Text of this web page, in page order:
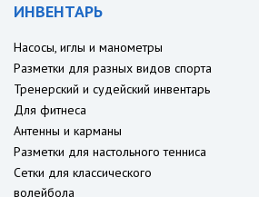
ИНВЕНТАРЬ
Насосы, иглы и манометры
Разметки для разных видов спорта
Тренерский и судейский инвентарь
Для фитнеса
Антенны и карманы
Разметки для настольного тенниса
Сетки для классического
волейбола